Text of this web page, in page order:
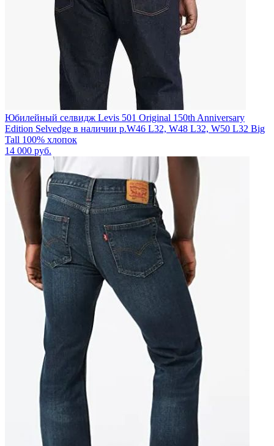
Юбилейный селвидж Levis 501 Original 150th Anniversary
Edition Selvedge в наличии р.W46 L32, W48 L32, W50 L32 Big
Tall 100% хлопок
14 000 руб.